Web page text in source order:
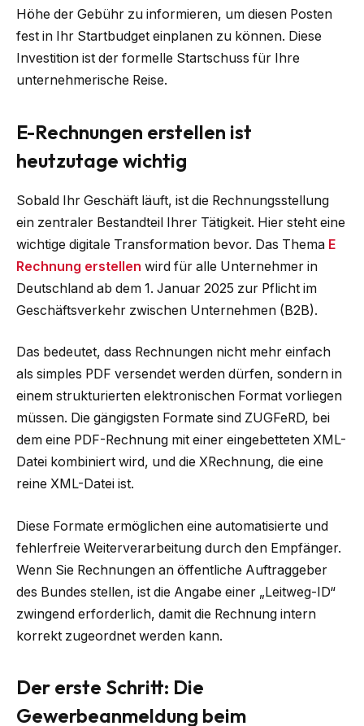
Höhe der Gebühr zu informieren, um diesen Posten
fest in Ihr Startbudget einplanen zu können. Diese
Investition ist der formelle Startschuss für Ihre
unternehmerische Reise.
E-Rechnungen erstellen ist
heutzutage wichtig
Sobald Ihr Geschäft läuft, ist die Rechnungsstellung
ein zentraler Bestandteil Ihrer Tätigkeit. Hier steht eine
wichtige digitale Transformation bevor. Das Thema E
Rechnung erstellen wird für alle Unternehmer in
Deutschland ab dem 1. Januar 2025 zur Pflicht im
Geschäftsverkehr zwischen Unternehmen (B2B).
Das bedeutet, dass Rechnungen nicht mehr einfach
als simples PDF versendet werden dürfen, sondern in
einem strukturierten elektronischen Format vorliegen
müssen. Die gängigsten Formate sind ZUGFeRD, bei
dem eine PDF-Rechnung mit einer eingebetteten XML-
Datei kombiniert wird, und die XRechnung, die eine
reine XML-Datei ist.
Diese Formate ermöglichen eine automatisierte und
fehlerfreie Weiterverarbeitung durch den Empfänger.
Wenn Sie Rechnungen an öffentliche Auftraggeber
des Bundes stellen, ist die Angabe einer „Leitweg-ID“
zwingend erforderlich, damit die Rechnung intern
korrekt zugeordnet werden kann.
Der erste Schritt: Die
Gewerbeanmeldung beim